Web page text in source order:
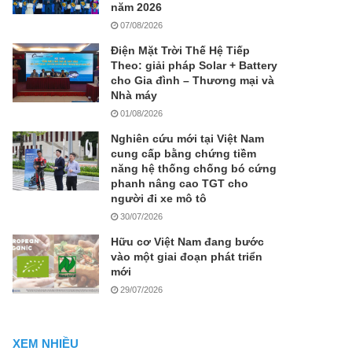
năm 2026
07/08/2026
Điện Mặt Trời Thế Hệ Tiếp
Theo: giải pháp Solar + Battery
cho Gia đình – Thương mại và
Nhà máy
01/08/2026
Nghiên cứu mới tại Việt Nam
cung cấp bằng chứng tiềm
năng hệ thống chống bó cứng
phanh nâng cao TGT cho
người đi xe mô tô
30/07/2026
Hữu cơ Việt Nam đang bước
vào một giai đoạn phát triển
mới
29/07/2026
XEM NHIỀU